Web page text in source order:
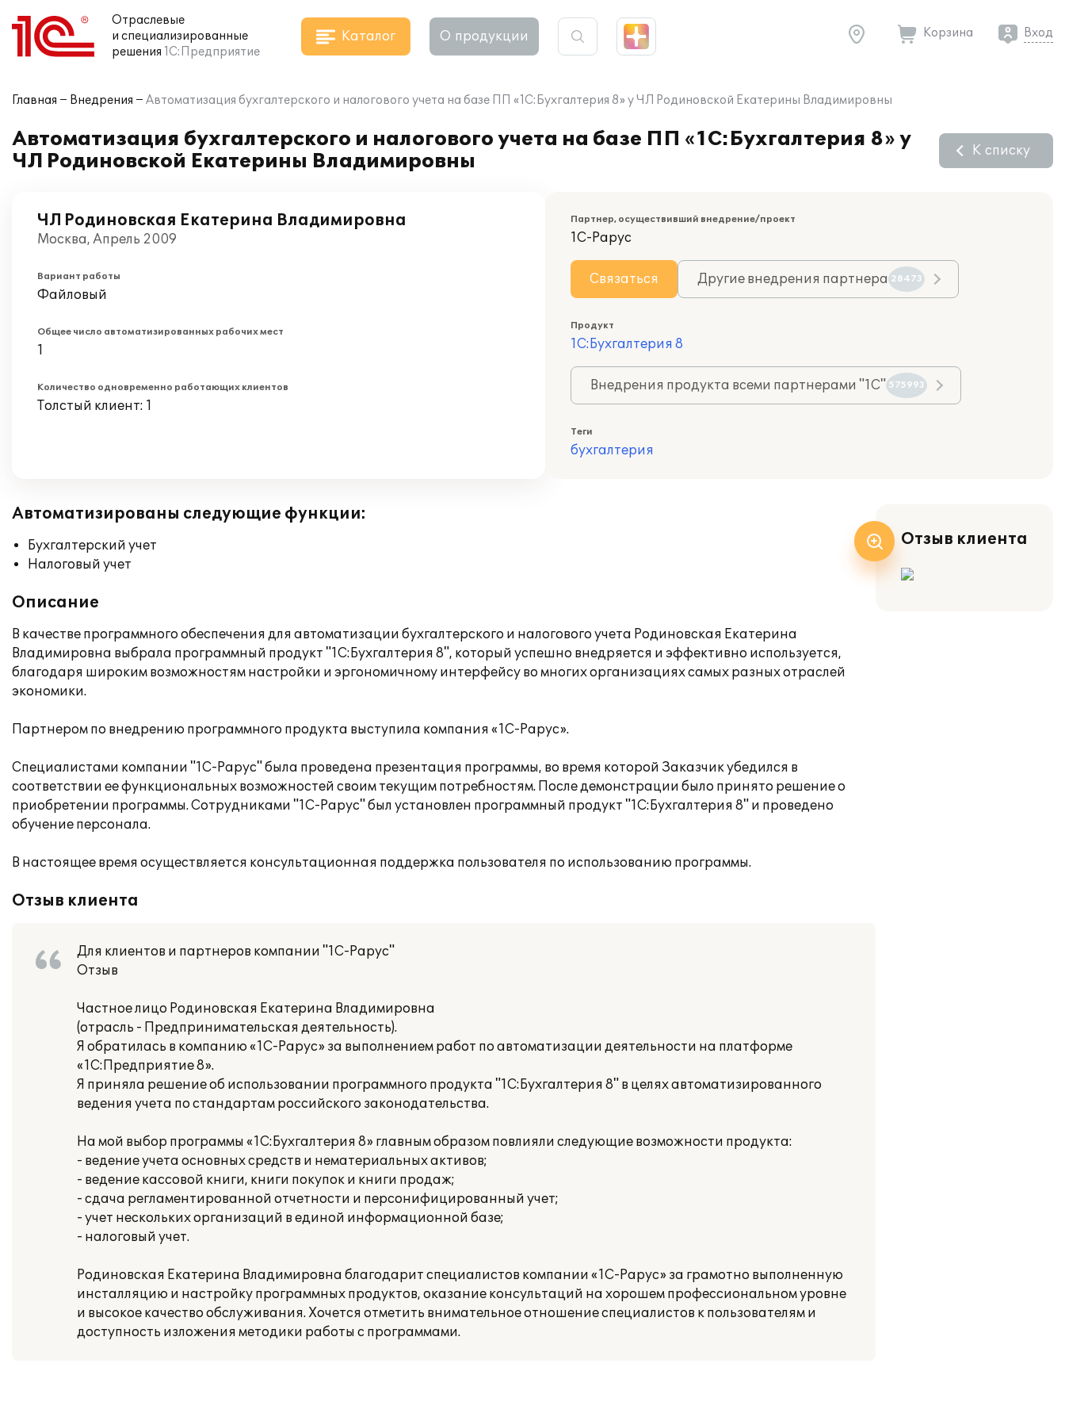
Отраслевые
и специализированные
решения 1С:Предприятие
Каталог О продукции Корзина Вход
Главная Внедрения Автоматизация бухгалтерского и налогового учета на базе ПП «1С:Бухгалтерия 8» у ЧЛ Родиновской Екатерины Владимировны
Автоматизация бухгалтерского и налогового учета на базе ПП «1С:Бухгалтерия 8» у
ЧЛ Родиновской Екатерины Владимировны
К списку
ЧЛ Родиновская Екатерина Владимировна
Москва, Апрель 2009
Вариант работы
Файловый
Общее число автоматизированных рабочих мест
1
Количество одновременно работающих клиентов
Толстый клиент: 1
Партнер, осуществивший внедрение/проект
1С-Рарус
Связаться Другие внедрения партнера 28473
Продукт
1С:Бухгалтерия 8
Внедрения продукта всеми партнерами "1С" 575993
Теги
бухгалтерия
Автоматизированы следующие функции:
Бухгалтерский учет
Налоговый учет
Описание
В качестве программного обеспечения для автоматизации бухгалтерского и налогового учета Родиновская Екатерина
Владимировна выбрала программный продукт "1С:Бухгалтерия 8", который успешно внедряется и эффективно используется,
благодаря широким возможностям настройки и эргономичному интерфейсу во многих организациях самых разных отраслей
экономики.
Партнером по внедрению программного продукта выступила компания «1С-Рарус».
Специалистами компании "1С-Рарус" была проведена презентация программы, во время которой Заказчик убедился в
соответствии ее функциональных возможностей своим текущим потребностям. После демонстрации было принято решение о
приобретении программы. Сотрудниками "1С-Рарус" был установлен программный продукт "1С:Бухгалтерия 8" и проведено
обучение персонала.
В настоящее время осуществляется консультационная поддержка пользователя по использованию программы.
Отзыв клиента
Для клиентов и партнеров компании "1С-Рарус"
Отзыв
Частное лицо Родиновская Екатерина Владимировна
(отрасль - Предпринимательская деятельность).
Я обратилась в компанию «1С-Рарус» за выполнением работ по автоматизации деятельности на платформе
«1С:Предприятие 8».
Я приняла решение об использовании программного продукта "1С:Бухгалтерия 8" в целях автоматизированного
ведения учета по стандартам российского законодательства.
На мой выбор программы «1С:Бухгалтерия 8» главным образом повлияли следующие возможности продукта:
- ведение учета основных средств и нематериальных активов;
- ведение кассовой книги, книги покупок и книги продаж;
- сдача регламентированной отчетности и персонифицированный учет;
- учет нескольких организаций в единой информационной базе;
- налоговый учет.
Родиновская Екатерина Владимировна благодарит специалистов компании «1С-Рарус» за грамотно выполненную
инсталляцию и настройку программных продуктов, оказание консультаций на хорошем профессиональном уровне
и высокое качество обслуживания. Хочется отметить внимательное отношение специалистов к пользователям и
доступность изложения методики работы с программами.
Отзыв клиента